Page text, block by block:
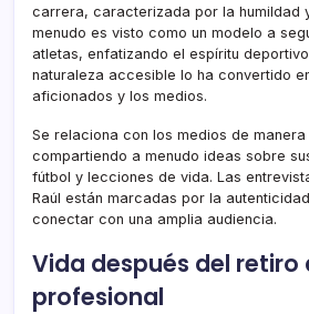
carrera, caracterizada por la humildad
menudo es visto como un modelo a
atletas, enfatizando el espíritu
naturaleza accesible lo ha convertido
aficionados y los medios.
Se relaciona con los medios de
compartiendo a menudo ideas sobre
fútbol y lecciones de vida. Las
Raúl están marcadas por la
conectar con una amplia audiencia.
Vida después del retiro
profesional